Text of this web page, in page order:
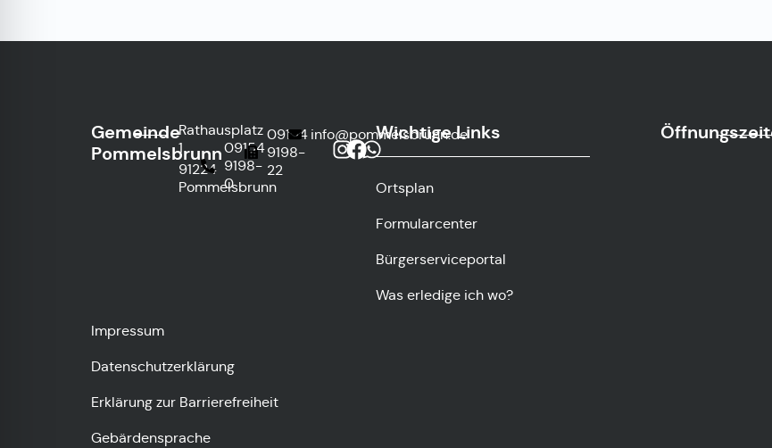
Gemeinde
Pommelsbrunn
Rathausplatz
1
91224
Pommelsbrunn
09154
9198-
0
09154
9198-
22
info@pommelsbrunn.de
Wichtige Links
Ortsplan
Formularcenter
Bürgerserviceportal
Was erledige ich wo?
Impressum
Datenschutzerklärung
Erklärung zur Barrierefreiheit
Gebärdensprache